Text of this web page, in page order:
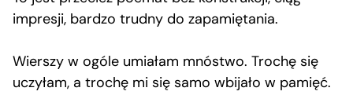
impresji, bardzo trudny do zapamiętania.
Wierszy w ogóle umiałam mnóstwo. Trochę się
uczyłam, a trochę mi się samo wbijało w pamięć.